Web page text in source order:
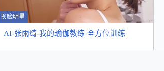
换脸明星
AI-张雨绮-我的瑜伽教练-全方位训练